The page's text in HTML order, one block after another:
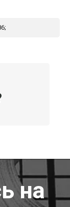
на